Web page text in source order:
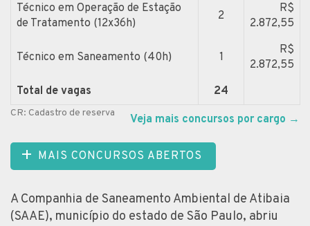
Técnico em Operação de Estação
de Tratamento (12x36h)
2
R$
2.872,55
Técnico em Saneamento (40h) 1
R$
2.872,55
Total de vagas
24
CR: Cadastro de reserva Veja mais concursos por cargo →
MAIS CONCURSOS ABERTOS
A Companhia de Saneamento Ambiental de Atibaia
(SAAE), município do estado de São Paulo, abriu